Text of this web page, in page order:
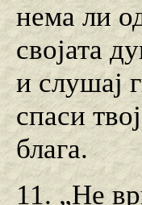
нема ли
својата
и слушај
спаси
блага.
11. „Не